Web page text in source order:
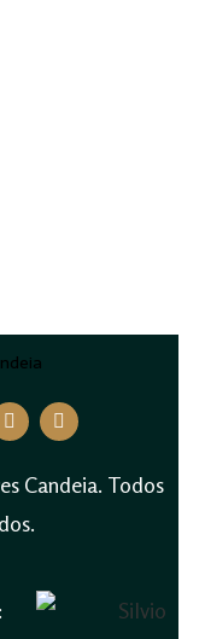
Candeia. Todos